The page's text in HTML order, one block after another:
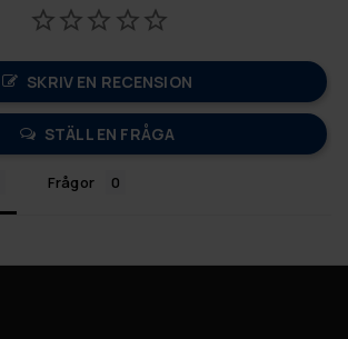
SKRIV EN RECENSION
STÄLL EN FRÅGA
Frågor